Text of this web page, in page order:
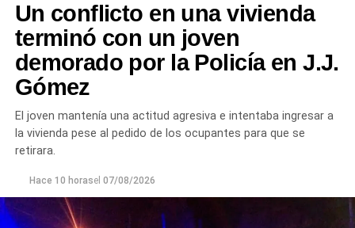
Un conflicto en una vivienda
terminó con un joven
demorado por la Policía en J.J.
Gómez
El joven mantenía una actitud agresiva e intentaba ingresar a
la vivienda pese al pedido de los ocupantes para que se
retirara.
Hace 10 horasel 07/08/2026